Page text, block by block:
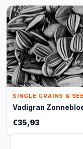
SINGLE GRAINS &
Vadigran
€35,93